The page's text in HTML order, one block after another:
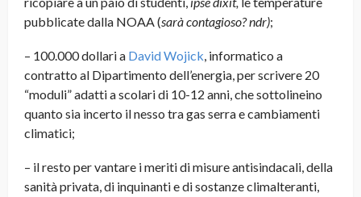
pubblicate dalla NOAA (sarà contagioso? ndr);
– 100.000 dollari a David Wojick, informatico a
contratto al Dipartimento dell’energia, per scrivere 20
“moduli” adatti a scolari di 10-12 anni, che sottolineino
quanto sia incerto il nesso tra gas serra e cambiamenti
climatici;
– il resto per vantare i meriti di misure antisindacali, della
sanità privata, di inquinanti e di sostanze climalteranti,